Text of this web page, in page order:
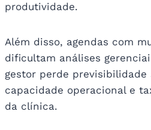
produtividade.
Além disso, agendas com
dificultam análises
gestor perde previsibilidade
capacidade operacional e
da clínica.